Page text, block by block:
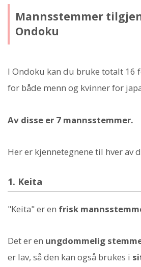
Mannsstemmer
Ondoku
I Ondoku kan du bruke totalt 16
for både menn og kvinner for
Av disse er 7 mannsstemmer.
Her er kjennetegnene til hver av
1. Keita
"Keita" er en frisk
Det er en ungdommelig
er lav, så den kan også brukes i